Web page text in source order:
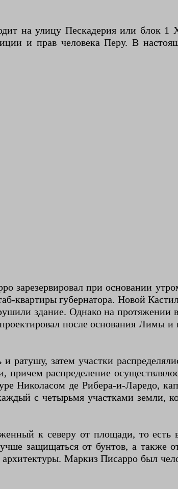
на улицу Пескадерия или блок 1
и прав человека Перу. В
при основании
квартиры губернатора. Новой
здание. Однако на протяжении
после основания Лимы и
затем участки
причем распределение
Николасом де Рибера-и-Ларедо,
с четырьмя участками земли,
к северу от площади, то есть
защищаться от бунтов, а также
Маркиз Писарро был